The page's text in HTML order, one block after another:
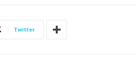
Twitter